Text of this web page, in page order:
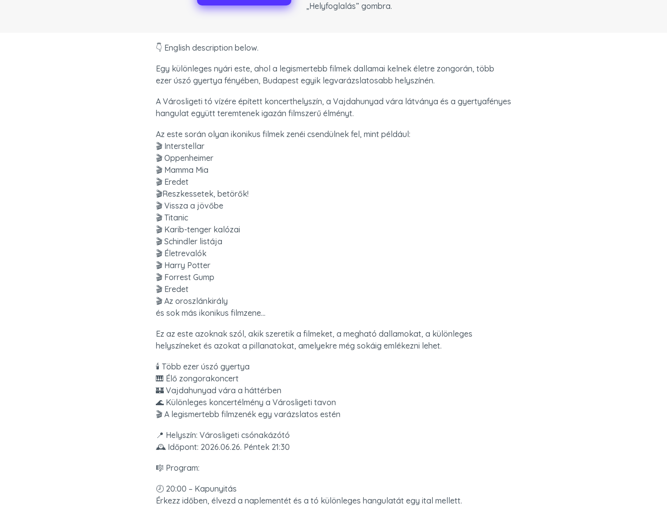
„Helyfoglalás” gombra.
👇 English description below.
Egy különleges nyári este, ahol a legismertebb filmek dallamai kelnek életre zongorán, több
ezer úszó gyertya fényében, Budapest egyik legvarázslatosabb helyszínén.
A Városligeti tó vízére épített koncerthelyszín, a Vajdahunyad vára látványa és a gyertyafényes
hangulat együtt teremtenek igazán filmszerű élményt.
Az este során olyan ikonikus filmek zenéi csendülnek fel, mint például:
🎬 Interstellar
🎬 Oppenheimer
🎬 Mamma Mia
🎬 Eredet
🎬Reszkessetek, betörők!
🎬 Vissza a jövőbe
🎬 Titanic
🎬 Karib-tenger kalózai
🎬 Schindler listája
🎬 Életrevalók
🎬 Harry Potter
🎬 Forrest Gump
🎬 Eredet
🎬 Az oroszlánkirály
és sok más ikonikus filmzene...
Ez az este azoknak szól, akik szeretik a filmeket, a megható dallamokat, a különleges
helyszíneket és azokat a pillanatokat, amelyekre még sokáig emlékezni lehet.
🕯️ Több ezer úszó gyertya
🎹 Élő zongorakoncert
🏰 Vajdahunyad vára a háttérben
🌊 Különleges koncertélmény a Városligeti tavon
🎬 A legismertebb filmzenék egy varázslatos estén
📍 Helyszín: Városligeti csónakázótó
🕰️ Időpont: 2026.06.26. Péntek 21:30
🎼 Program:
🕗 20:00 – Kapunyitás
Érkezz időben, élvezd a naplementét és a tó különleges hangulatát egy ital mellett.